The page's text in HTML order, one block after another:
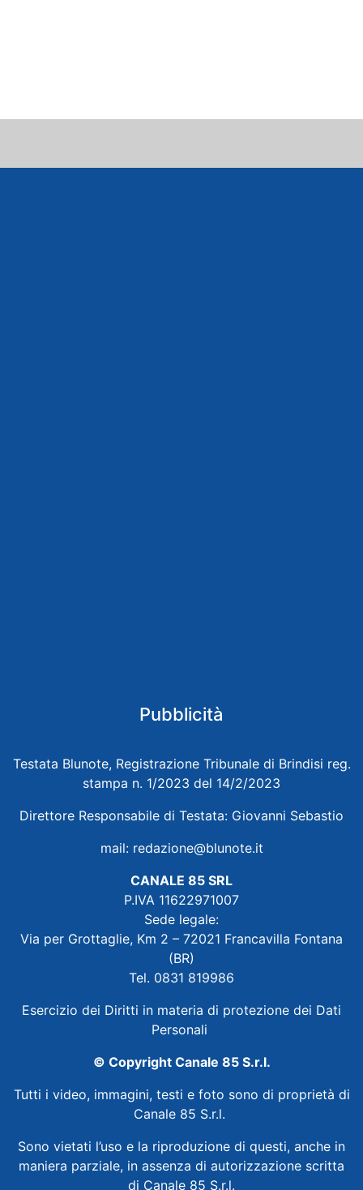
Pubblicità
Testata Blunote, Registrazione Tribunale di Brindisi reg.
stampa n. 1/2023 del 14/2/2023
Direttore Responsabile di Testata: Giovanni Sebastio
mail: redazione@blunote.it
CANALE 85 SRL
P.IVA 11622971007
Sede legale:
Via per Grottaglie, Km 2 – 72021 Francavilla Fontana
(BR)
Tel. 0831 819986
Esercizio dei Diritti in materia di protezione dei Dati
Personali
© Copyright Canale 85 S.r.l.
Tutti i video, immagini, testi e foto sono di proprietà di
Canale 85 S.r.l.
Sono vietati l’uso e la riproduzione di questi, anche in
maniera parziale, in assenza di autorizzazione scritta
di Canale 85 S.r.l.